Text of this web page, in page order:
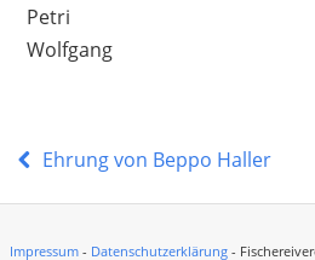
Petri
Wolfgang
Ehrung von Beppo Haller
Impressum - Datenschutzerklärung -